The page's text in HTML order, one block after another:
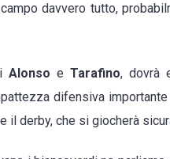
davvero tutto,
Alonso eTarafino, dovrà
difensiva
il derby, che si giocherà